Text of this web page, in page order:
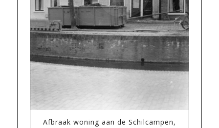
Afbraak woning aan de Schilcampen,